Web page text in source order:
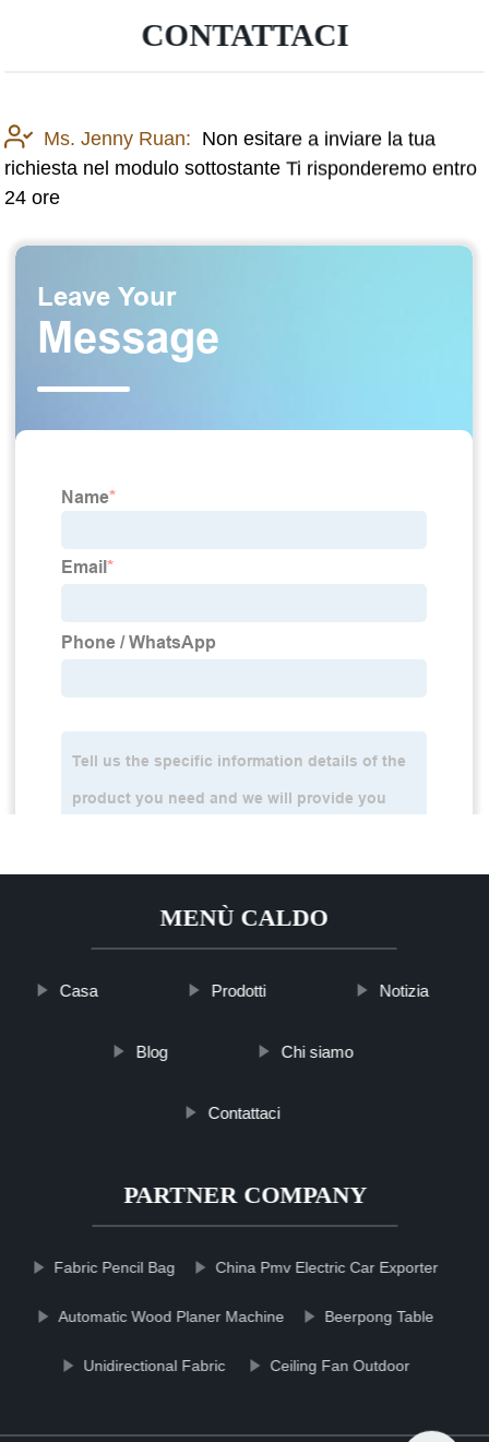
CONTATTACI
Ms. Jenny Ruan: Non esitare a inviare la tua
richiesta nel modulo sottostante Ti risponderemo entro
24 ore
MENÙ CALDO
Casa Prodotti Notizia
Blog Chi siamo
Contattaci
PARTNER COMPANY
Fabric Pencil Bag China Pmv Electric Car Exporter
Automatic Wood Planer Machine Beerpong Table
Unidirectional Fabric Ceiling Fan Outdoor